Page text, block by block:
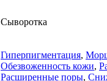
Сыворотка
Гиперпигментация,
Обезвоженность кожи,
Расширенные поры,